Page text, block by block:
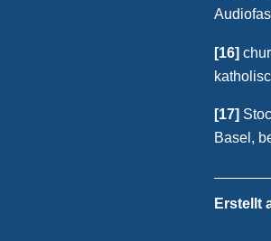
[16]
[17]
Basel,
Erstellt